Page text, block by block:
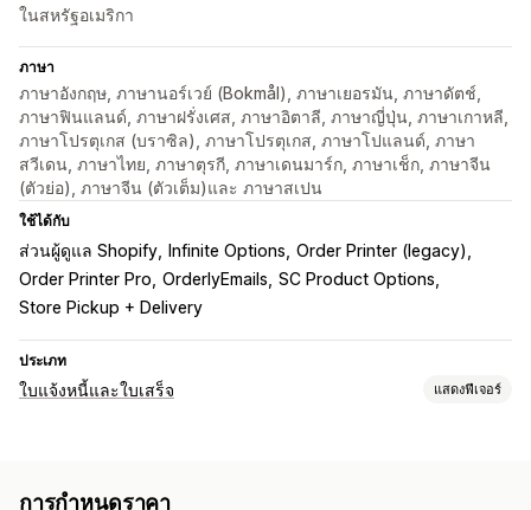
ในสหรัฐอเมริกา
ภาษา
ภาษาอังกฤษ, ภาษานอร์เวย์ (Bokmål), ภาษาเยอรมัน, ภาษาดัตช์,
ภาษาฟินแลนด์, ภาษาฝรั่งเศส, ภาษาอิตาลี, ภาษาญี่ปุ่น, ภาษาเกาหลี,
ภาษาโปรตุเกส (บราซิล), ภาษาโปรตุเกส, ภาษาโปแลนด์, ภาษา
สวีเดน, ภาษาไทย, ภาษาตุรกี, ภาษาเดนมาร์ก, ภาษาเช็ก, ภาษาจีน
(ตัวย่อ), ภาษาจีน (ตัวเต็ม)และ ภาษาสเปน
ใช้ได้กับ
ส่วนผู้ดูแล Shopify Infinite Options Order Printer (legacy)
Order Printer Pro OrderlyEmails SC Product Options
Store Pickup + Delivery
ประเภท
ใบแจ้งหนี้และใบเสร็จ แสดงฟีเจอร์
การกำหนดราคา